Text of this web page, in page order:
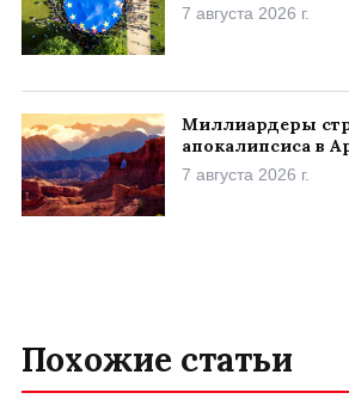
7 августа 2026 г.
Миллиардеры
апокалипсиса в
7 августа 2026 г.
Похожие статьи